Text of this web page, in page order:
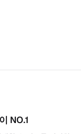
NO.1